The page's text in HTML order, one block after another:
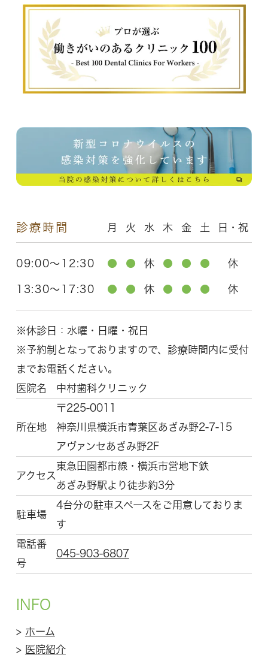
診療時間 月 火 水 木 金 土 日・祝
09:00～12:30 ● ● 休 ● ● ● 休
13:30～17:30 ● ● 休 ● ● ● 休
※休診日：水曜・日曜・祝日
※予約制となっておりますので、診療時間内に受付
までお電話ください。
医院名
中村歯科クリニック
所在地
〒225-0011
神奈川県横浜市青葉区 あざみ野2-7-15
アヴァンセあざみ野2F
アクセス
東急田園都市線・横浜市営地下鉄
あざみ野駅より徒歩約3分
駐車場
4台分の駐車スペースをご用意しておりま
す
電話番
号
045-903-6807
INFO
> ホーム
> 医院紹介